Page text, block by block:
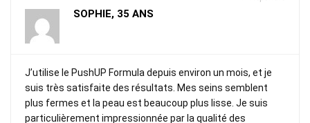
SOPHIE, 35 ANS
J’utilise le PushUP Formula depuis environ un mois, et je
suis très satisfaite des résultats. Mes seins semblent
plus fermes et la peau est beaucoup plus lisse. Je suis
particulièrement impressionnée par la qualité des